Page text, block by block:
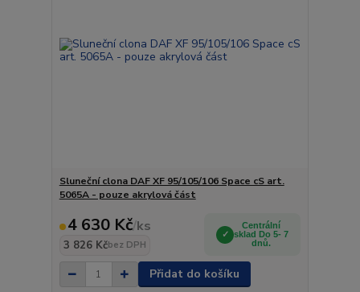
Sluneční clona DAF XF 95/105/106 Space cS art.
5065A - pouze akrylová část
4 630 Kč/ks
3 826 Kčbez DPH
Centrální
sklad Do 5- 7
dnů.
Přidat do košíku